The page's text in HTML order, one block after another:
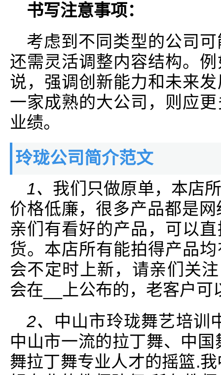
书写注意事项：
考虑到不同类型的公司
还需灵活调整内容结构。
说，强调创新能力和未来
一家成熟的大公司，则应
业绩。
玲珑公司简介范文
1、 我们只做原单，本店
价格低廉，很多产品都是
亲们有看好的产品，可以
货。本店所有能拍得产品
会不定时上新，请亲们关
会在__上公布的，老客户可
2、 中山市玲珑舞艺培训
中山市一流的拉丁舞、中
舞拉丁舞专业人才的摇篮.